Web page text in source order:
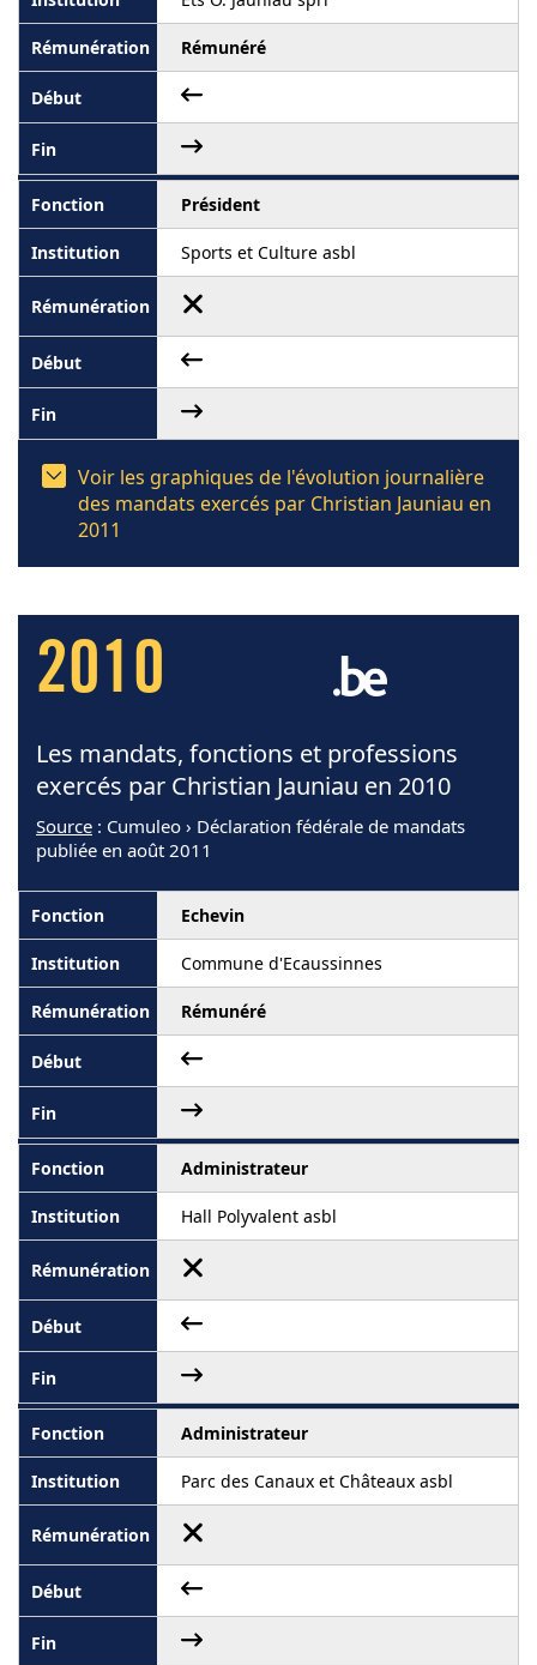
Rémunéré
Président
Sports et Culture asbl
Voir les graphiques de l'évolution journalière
des mandats exercés par Christian Jauniau en
2011
2010
Les mandats, fonctions et professions
exercés par Christian Jauniau en 2010
Source : Cumuleo › Déclaration fédérale de mandats
publiée en août 2011
Echevin
Commune d'Ecaussinnes
Rémunéré
Administrateur
Hall Polyvalent asbl
Administrateur
Parc des Canaux et Châteaux asbl